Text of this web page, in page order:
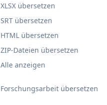
Forschungsarbeit übersetzen
XLSX übersetzen
SRT übersetzen
HTML übersetzen
ZIP-Dateien übersetzen
Alle anzeigen